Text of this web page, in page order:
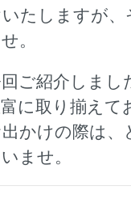
たしますが、
。
ご紹介しまし
に取り揃えて
かけの際は、
ませ。